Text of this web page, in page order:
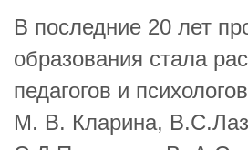
В последние 20 лет
образования стала
педагогов и
М. В. Кларина,